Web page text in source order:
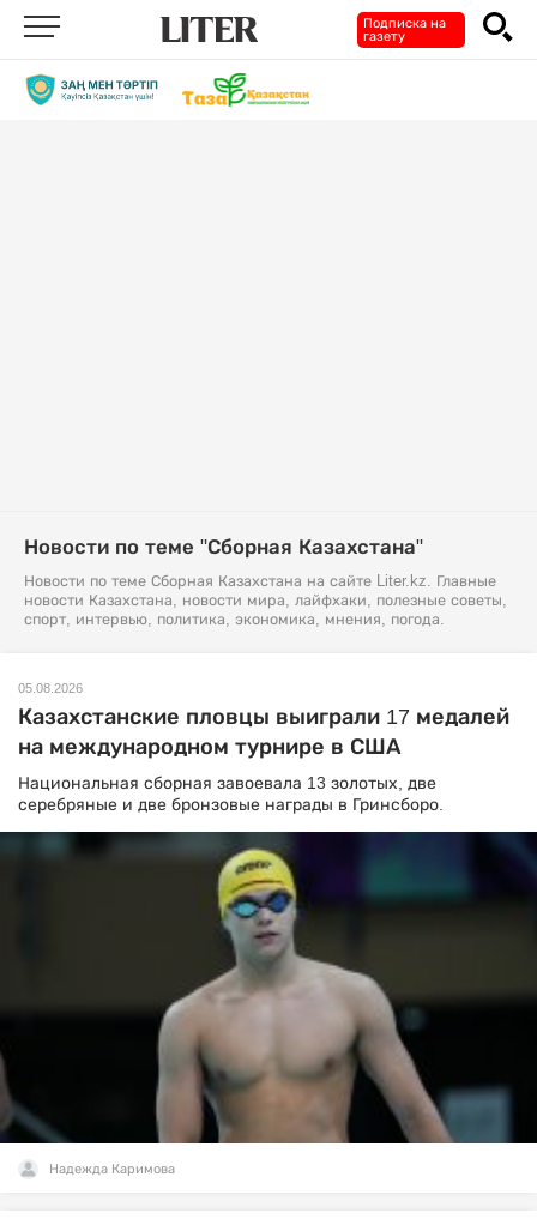
Подписка на
газету
Новости по теме "Сборная Казахстана"
Новости по теме Сборная Казахстана на сайте Liter.kz. Главные
новости Казахстана, новости мира, лайфхаки, полезные советы,
спорт, интервью, политика, экономика, мнения, погода.
05.08.2026
Казахстанские пловцы выиграли 17 медалей
на международном турнире в США
Национальная сборная завоевала 13 золотых, две
серебряные и две бронзовые награды в Гринсборо.
Надежда Каримова